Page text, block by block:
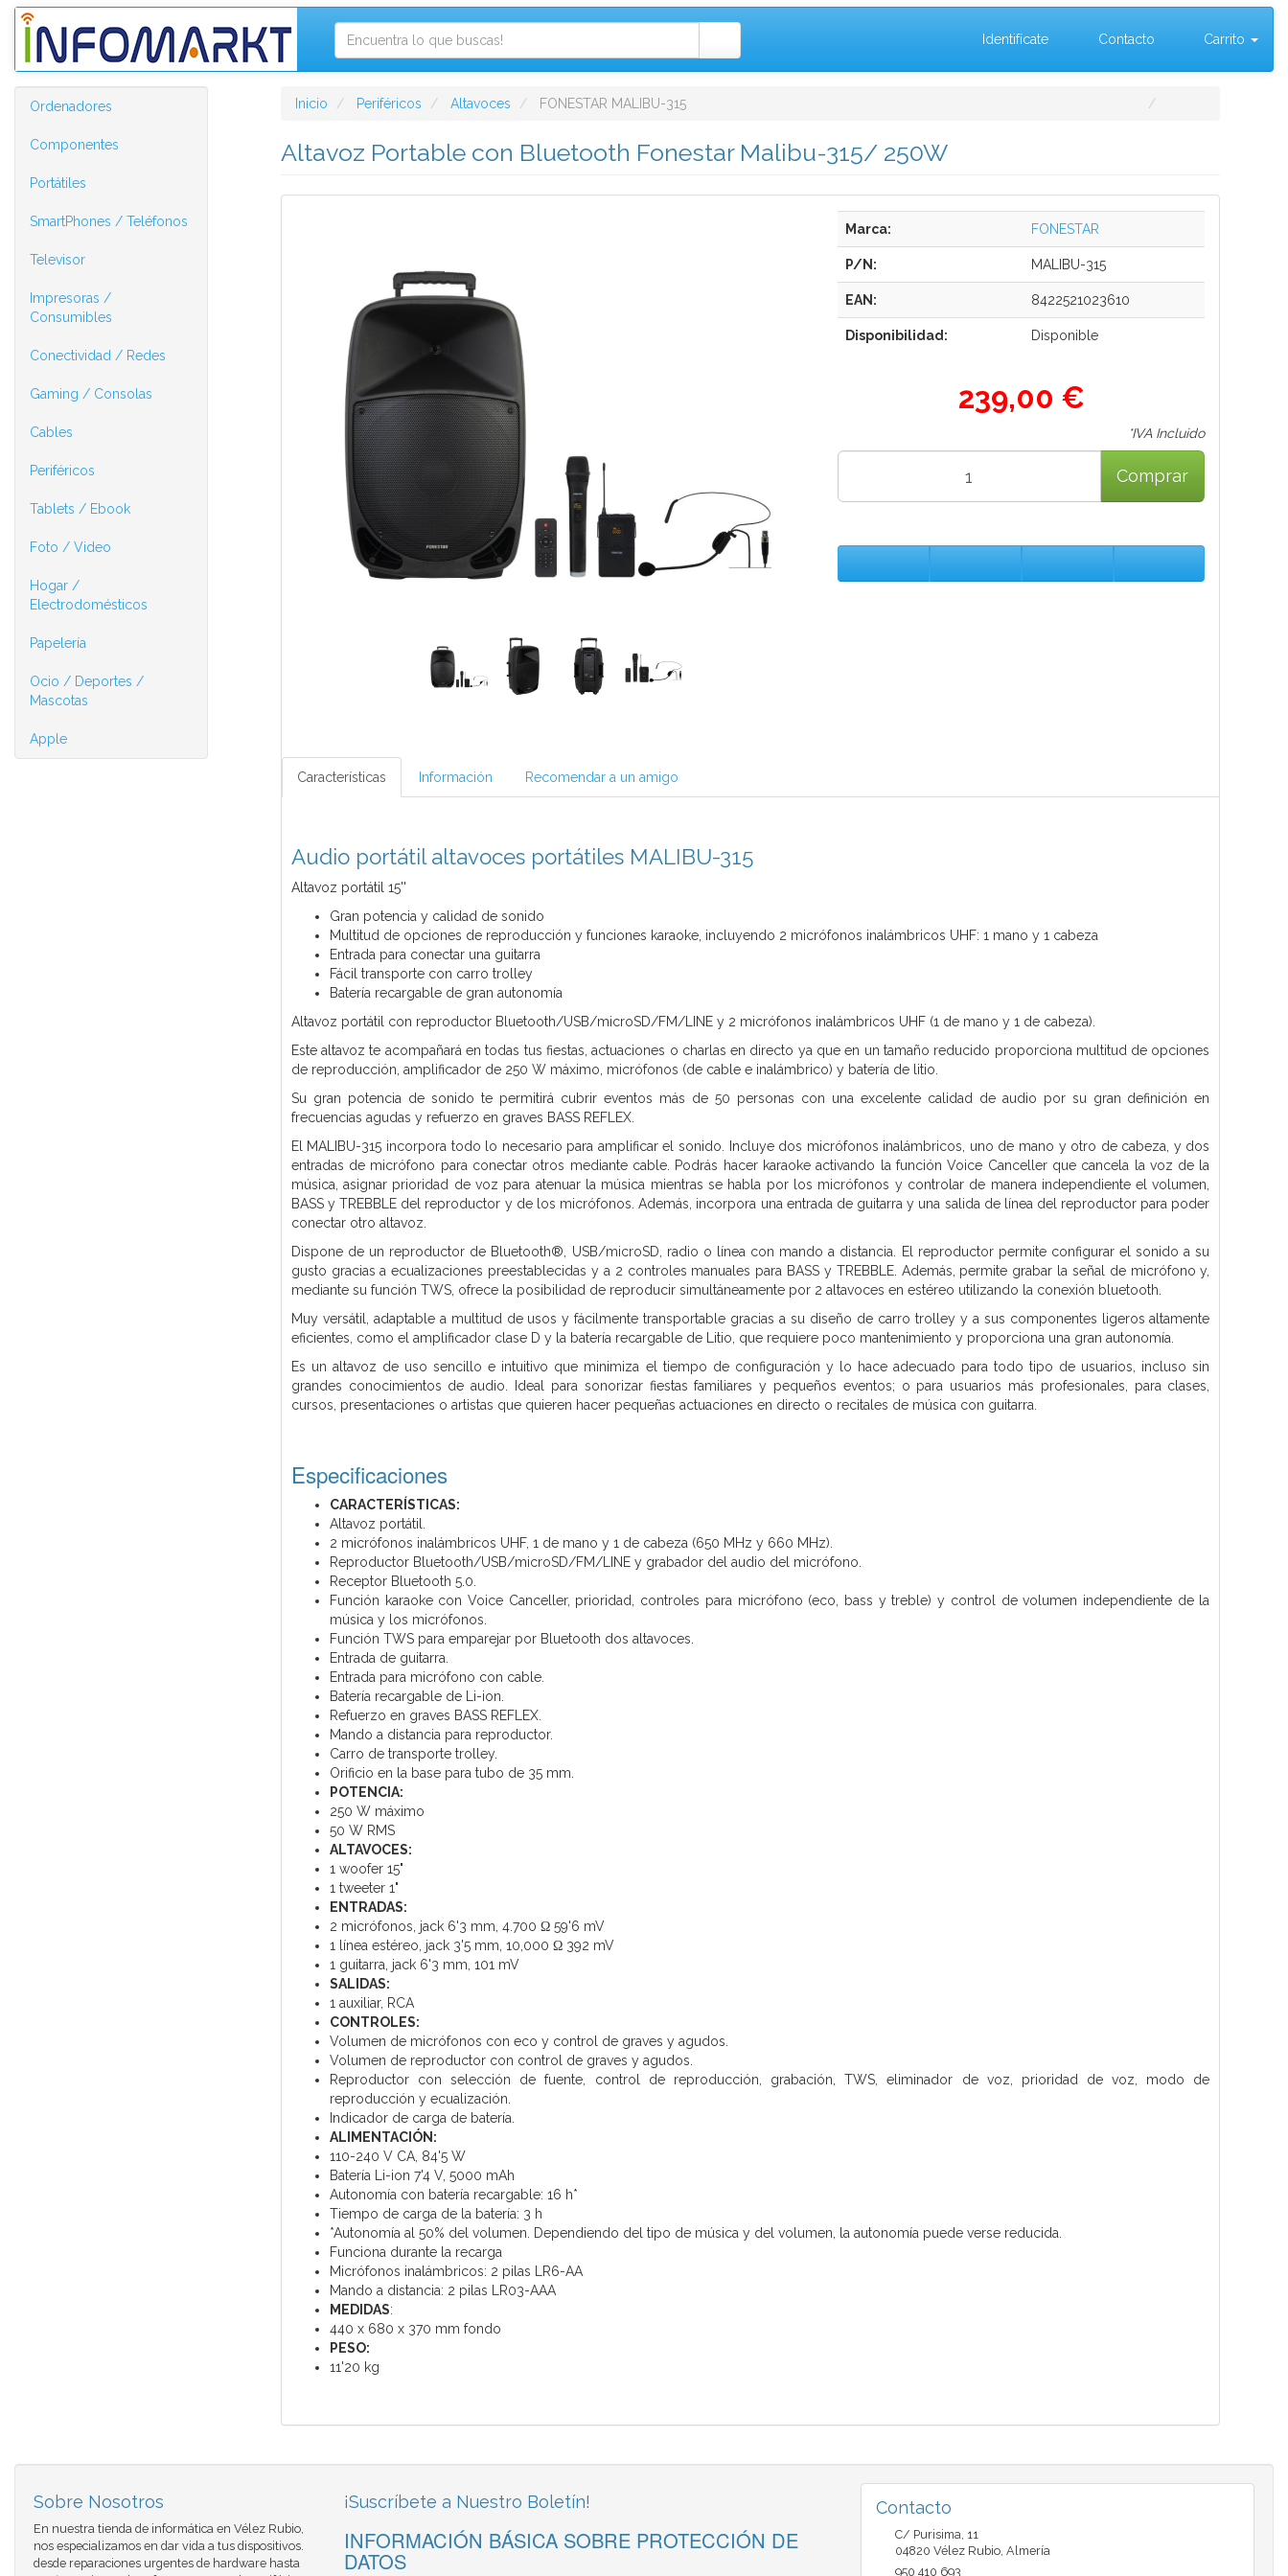
Identifícate Contacto Carrito
Ordenadores
Componentes
Portátiles
SmartPhones / Teléfonos
Televisor
Impresoras /
Consumibles
Conectividad / Redes
Gaming / Consolas
Cables
Periféricos
Tablets / Ebook
Foto / Video
Hogar /
Electrodomésticos
Papelería
Ocio / Deportes /
Mascotas
Apple
Inicio Periféricos Altavoces FONESTAR MALIBU-315
Altavoz Portable con Bluetooth Fonestar Malibu-315/ 250W
Marca: FONESTAR
P/N: MALIBU-315
EAN: 8422521023610
Disponibilidad: Disponible
239,00 €
*IVA Incluido
Comprar
Características Información Recomendar a un amigo
Audio portátil altavoces portátiles MALIBU-315
Altavoz portátil 15''
Gran potencia y calidad de sonido
Multitud de opciones de reproducción y funciones karaoke, incluyendo 2 micrófonos inalámbricos UHF: 1 mano y 1 cabeza
Entrada para conectar una guitarra
Fácil transporte con carro trolley
Batería recargable de gran autonomía
Altavoz portátil con reproductor Bluetooth/USB/microSD/FM/LINE y 2 micrófonos inalámbricos UHF (1 de mano y 1 de cabeza).
Este altavoz te acompañará en todas tus fiestas, actuaciones o charlas en directo ya que en un tamaño reducido proporciona multitud de opciones
de reproducción, amplificador de 250 W máximo, micrófonos (de cable e inalámbrico) y batería de litio.
Su gran potencia de sonido te permitirá cubrir eventos más de 50 personas con una excelente calidad de audio por su gran definición en
frecuencias agudas y refuerzo en graves BASS REFLEX.
El MALIBU-315 incorpora todo lo necesario para amplificar el sonido. Incluye dos micrófonos inalámbricos, uno de mano y otro de cabeza, y dos
entradas de micrófono para conectar otros mediante cable. Podrás hacer karaoke activando la función Voice Canceller que cancela la voz de la
música, asignar prioridad de voz para atenuar la música mientras se habla por los micrófonos y controlar de manera independiente el volumen,
BASS y TREBBLE del reproductor y de los micrófonos. Además, incorpora una entrada de guitarra y una salida de línea del reproductor para poder
conectar otro altavoz.
Dispone de un reproductor de Bluetooth®, USB/microSD, radio o línea con mando a distancia. El reproductor permite configurar el sonido a su
gusto gracias a ecualizaciones preestablecidas y a 2 controles manuales para BASS y TREBBLE. Además, permite grabar la señal de micrófono y,
mediante su función TWS, ofrece la posibilidad de reproducir simultáneamente por 2 altavoces en estéreo utilizando la conexión bluetooth.
Muy versátil, adaptable a multitud de usos y fácilmente transportable gracias a su diseño de carro trolley y a sus componentes ligeros altamente
eficientes, como el amplificador clase D y la batería recargable de Litio, que requiere poco mantenimiento y proporciona una gran autonomía.
Es un altavoz de uso sencillo e intuitivo que minimiza el tiempo de configuración y lo hace adecuado para todo tipo de usuarios, incluso sin
grandes conocimientos de audio. Ideal para sonorizar fiestas familiares y pequeños eventos; o para usuarios más profesionales, para clases,
cursos, presentaciones o artistas que quieren hacer pequeñas actuaciones en directo o recitales de música con guitarra.
Especificaciones
CARACTERÍSTICAS:
Altavoz portátil.
2 micrófonos inalámbricos UHF, 1 de mano y 1 de cabeza (650 MHz y 660 MHz).
Reproductor Bluetooth/USB/microSD/FM/LINE y grabador del audio del micrófono.
Receptor Bluetooth 5.0.
Función karaoke con Voice Canceller, prioridad, controles para micrófono (eco, bass y treble) y control de volumen independiente de la
música y los micrófonos.
Función TWS para emparejar por Bluetooth dos altavoces.
Entrada de guitarra.
Entrada para micrófono con cable.
Batería recargable de Li-ion.
Refuerzo en graves BASS REFLEX.
Mando a distancia para reproductor.
Carro de transporte trolley.
Orificio en la base para tubo de 35 mm.
POTENCIA:
250 W máximo
50 W RMS
ALTAVOCES:
1 woofer 15"
1 tweeter 1"
ENTRADAS:
2 micrófonos, jack 6'3 mm, 4.700 Ω 59'6 mV
1 línea estéreo, jack 3'5 mm, 10,000 Ω 392 mV
1 guitarra, jack 6'3 mm, 101 mV
SALIDAS:
1 auxiliar, RCA
CONTROLES:
Volumen de micrófonos con eco y control de graves y agudos.
Volumen de reproductor con control de graves y agudos.
Reproductor con selección de fuente, control de reproducción, grabación, TWS, eliminador de voz, prioridad de voz, modo de
reproducción y ecualización.
Indicador de carga de batería.
ALIMENTACIÓN:
110-240 V CA, 84'5 W
Batería Li-ion 7'4 V, 5000 mAh
Autonomía con batería recargable: 16 h*
Tiempo de carga de la batería: 3 h
*Autonomía al 50% del volumen. Dependiendo del tipo de música y del volumen, la autonomía puede verse reducida.
Funciona durante la recarga
Micrófonos inalámbricos: 2 pilas LR6-AA
Mando a distancia: 2 pilas LR03-AAA
MEDIDAS:
440 x 680 x 370 mm fondo
PESO:
11'20 kg
Sobre Nosotros
En nuestra tienda de informática en Vélez Rubio,
nos especializamos en dar vida a tus dispositivos.
desde reparaciones urgentes de hardware hasta
¡Suscríbete a Nuestro Boletín!
INFORMACIÓN BÁSICA SOBRE PROTECCIÓN DE
DATOS
Contacto
C/ Purisima, 11
04820 Vélez Rubio, Almería
950 410 693